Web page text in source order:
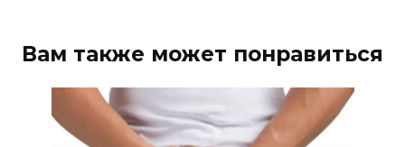
Вам также может понравиться